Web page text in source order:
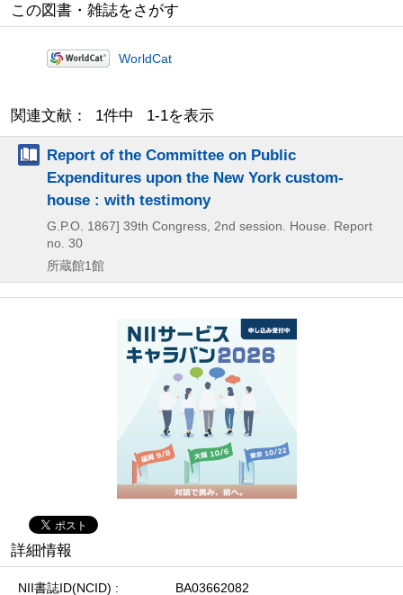
この図書・雑誌をさがす
WorldCat
関連文献： 1件中 1-1を表示
Report of the Committee on Public
Expenditures upon the New York custom-
house : with testimony
G.P.O. 1867] 39th Congress, 2nd session. House. Report
no. 30
所蔵館1館
詳細情報
NII書誌ID(NCID)
BA03662082